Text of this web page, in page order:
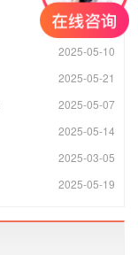
2025-05-17
2025-05-10
2025-05-21
2025-05-07
2025-05-14
2025-03-05
2025-05-19